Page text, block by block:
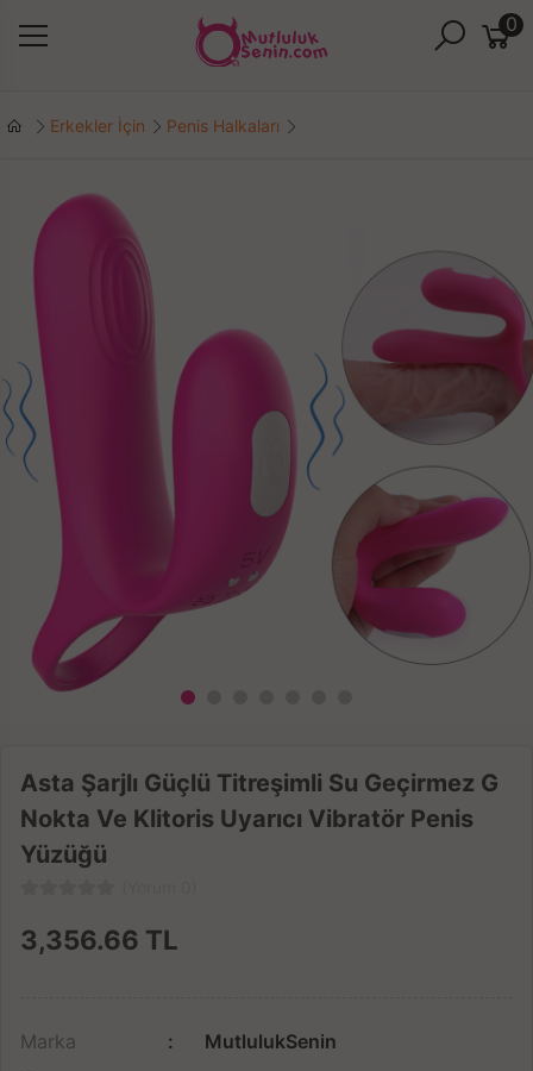
0
Erkekler İçin Penis Halkaları
Asta Şarjlı Güçlü Titreşimli Su Geçirmez G
Nokta Ve Klitoris Uyarıcı Vibratör Penis
Yüzüğü
3,356.66 TL
Marka
MutlulukSenin